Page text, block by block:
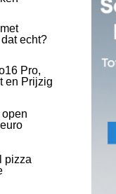
echt?
Pro,
en Prijzig
pizza